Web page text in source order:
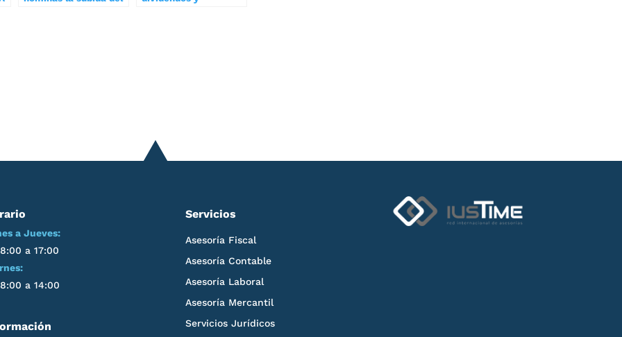
a Jueves:
a 17:00
a 14:00
Servicios
Asesoría Fiscal
Asesoría Contable
Asesoría Laboral
Asesoría Mercantil
Servicios Jurídicos